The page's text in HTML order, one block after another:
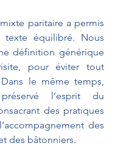
paritaire a permis
texte équilibré. Nous
définition générique
pour éviter tout
le même temps,
l’esprit du
des pratiques
des
des bâtonniers.